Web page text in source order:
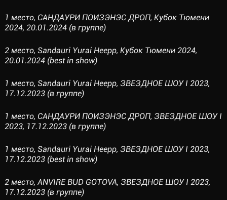
1 место, САНДАУРИ ПОИЗЭНЭС ДРОП, Кубок Тюмени
2024, 20.01.2024 (в группе)
2 место, Sandauri Yurai Heepp, Кубок Тюмени 2024,
20.01.2024 (best in show)
1 место, Sandauri Yurai Heepp, ЗВЕЗДНОЕ ШОУ I 2023,
17.12.2023 (в группе)
1 место, САНДАУРИ ПОИЗЭНЭС ДРОП, ЗВЕЗДНОЕ ШОУ I
2023, 17.12.2023 (в группе)
1 место, Sandauri Yurai Heepp, ЗВЕЗДНОЕ ШОУ I 2023,
17.12.2023 (best in show)
2 место, ANVIRE BUD GOTOVA, ЗВЕЗДНОЕ ШОУ I 2023,
17.12.2023 (в группе)